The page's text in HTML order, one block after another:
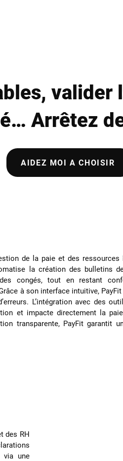
Arrêtez
AIDEZ MOI A CHOISIR
de la paie et des ressources
la création des bulletins
congés, tout en restant
à son interface intuitive,
L’intégration avec des
et impacte directement la
transparente, PayFit garantit
des RH
via une